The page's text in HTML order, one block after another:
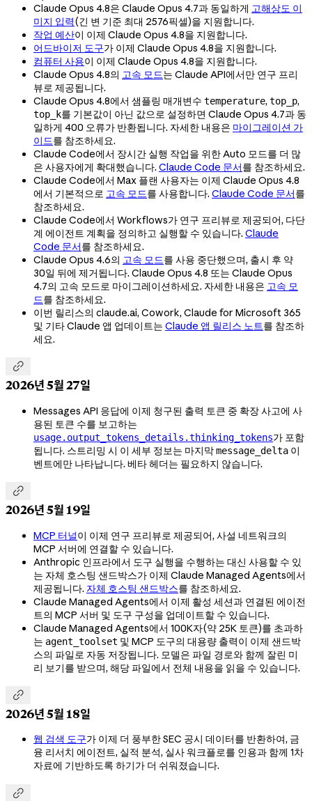
Claude Opus 4.8은 Claude Opus 4.7과 동일하게 고해상도 이
미지 입력(긴 변 기준 최대 2576픽셀)을 지원합니다.
작업 예산이 이제 Claude Opus 4.8을 지원합니다.
어드바이저 도구가 이제 Claude Opus 4.8을 지원합니다.
컴퓨터 사용이 이제 Claude Opus 4.8을 지원합니다.
Claude Opus 4.8의 고속 모드는 Claude API에서만 연구 프리
뷰로 제공됩니다.
Claude Opus 4.8에서 샘플링 매개변수 temperature, top_p,
top_k를 기본값이 아닌 값으로 설정하면 Claude Opus 4.7과 동
일하게 400 오류가 반환됩니다. 자세한 내용은 마이그레이션 가
이드를 참조하세요.
Claude Code에서 장시간 실행 작업을 위한 Auto 모드를 더 많
은 사용자에게 확대했습니다. Claude Code 문서를 참조하세요.
Claude Code에서 Max 플랜 사용자는 이제 Claude Opus 4.8
에서 기본적으로 고속 모드를 사용합니다. Claude Code 문서를
참조하세요.
Claude Code에서 Workflows가 연구 프리뷰로 제공되어, 다단
계 에이전트 계획을 정의하고 실행할 수 있습니다. Claude
Code 문서를 참조하세요.
Claude Opus 4.6의 고속 모드를 사용 중단했으며, 출시 후 약
30일 뒤에 제거됩니다. Claude Opus 4.8 또는 Claude Opus
4.7의 고속 모드로 마이그레이션하세요. 자세한 내용은 고속 모
드를 참조하세요.
이번 릴리스의 claude.ai, Cowork, Claude for Microsoft 365
및 기타 Claude 앱 업데이트는 Claude 앱 릴리스 노트를 참조하
세요.

2026년 5월 27일
Messages API 응답에 이제 청구된 출력 토큰 중 확장 사고에 사
용된 토큰 수를 보고하는
usage.output_tokens_details.thinking_tokens가 포함
됩니다. 스트리밍 시 이 세부 정보는 마지막message_delta 이
벤트에만 나타납니다. 베타 헤더는 필요하지 않습니다.

2026년 5월 19일
MCP 터널이 이제 연구 프리뷰로 제공되어, 사설 네트워크의
MCP 서버에 연결할 수 있습니다.
Anthropic 인프라에서 도구 실행을 수행하는 대신 사용할 수 있
는 자체 호스팅 샌드박스가 이제 Claude Managed Agents에서
제공됩니다. 자체 호스팅 샌드박스를 참조하세요.
Claude Managed Agents에서 이제 활성 세션과 연결된 에이전
트의 MCP 서버 및 도구 구성을 업데이트할 수 있습니다.
Claude Managed Agents에서 100K자(약 25K 토큰)를 초과하
는 agent_toolset 및 MCP 도구의 대용량 출력이 이제 샌드박
스의 파일로 자동 저장됩니다. 모델은 파일 경로와 함께 잘린 미
리 보기를 받으며, 해당 파일에서 전체 내용을 읽을 수 있습니다.

2026년 5월 18일
웹 검색 도구가 이제 더 풍부한 SEC 공시 데이터를 반환하여, 금
융 리서치 에이전트, 실적 분석, 실사 워크플로를 인용과 함께 1차
자료에 기반하도록 하기가 더 쉬워졌습니다.
